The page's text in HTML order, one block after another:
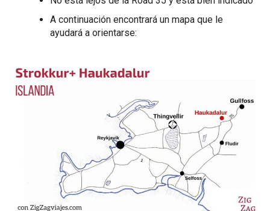
A continuación encontrará un mapa que le
ayudará a orientarse: